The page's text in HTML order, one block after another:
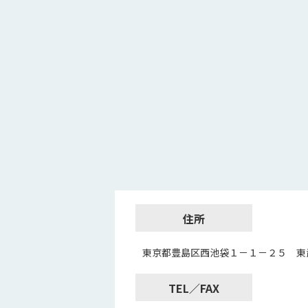
住所
東京都豊島区西池袋１－１－２５ 東
TEL／FAX